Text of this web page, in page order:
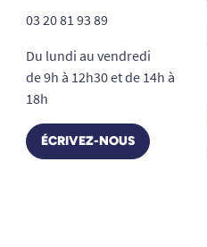
03 20 81 93 89
Du lundi au vendredi
de 9h à 12h30 et de 14h à
18h
ÉCRIVEZ-NOUS